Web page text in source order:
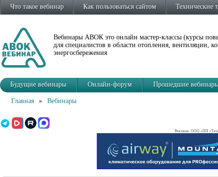
Что такое вебинар Как пользоваться сайтом Технические
Вебинары АВОК это онлайн мастер-классы (курсы
для специалистов в области отопления, вентиляции,
энергосбережения
Будущие вебинары Онлайн-форум Прошедшие
Главная » Вебинары
Реклама: ООО «ПП